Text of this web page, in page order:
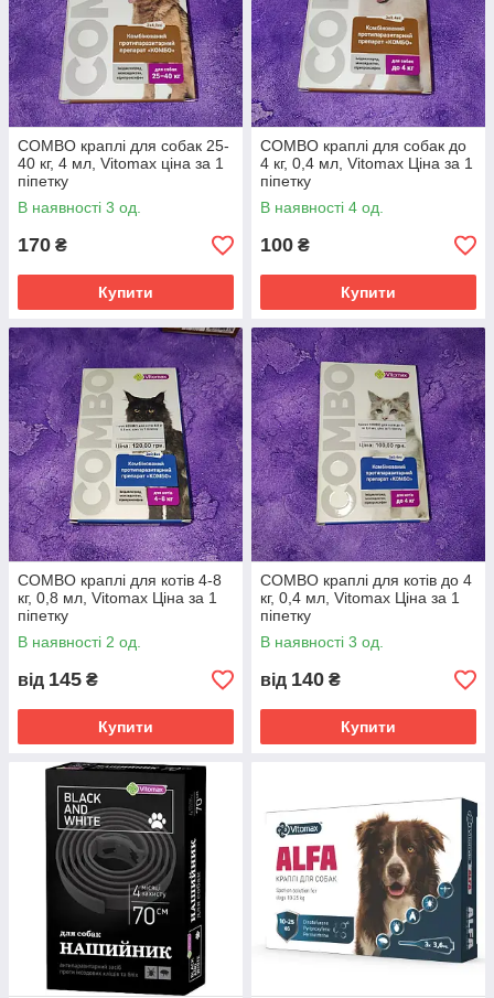
COMBO краплі для собак 25-
40 кг, 4 мл, Vitomax ціна за 1
піпетку
В наявності 3 од.
170 ₴
Купити
COMBO краплі для собак до
4 кг, 0,4 мл, Vitomax Ціна за 1
піпетку
В наявності 4 од.
100 ₴
Купити
COMBO краплі для котів 4-8
кг, 0,8 мл, Vitomax Ціна за 1
піпетку
В наявності 2 од.
від 145 ₴
Купити
COMBO краплі для котів до 4
кг, 0,4 мл, Vitomax Ціна за 1
піпетку
В наявності 3 од.
від 140 ₴
Купити